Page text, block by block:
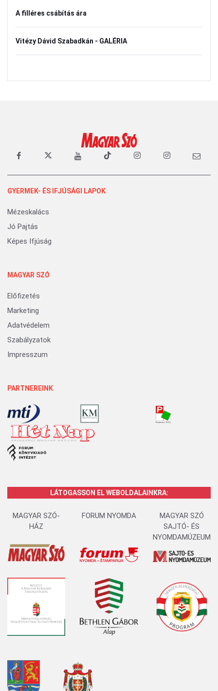
A filléres csábítás ára
Vitézy Dávid Szabadkán - GALÉRIA
GYERMEK- ÉS IFJÚSÁGI LAPOK
Mézeskalács
Jó Pajtás
Képes Ifjúság
MAGYAR SZÓ
Előfizetés
Marketing
Adatvédelem
Szabályzatok
Impresszum
PARTNEREINK
LÁTOGASSON EL WEBOLDALAINKRA:
MAGYAR SZÓ-
HÁZ
FORUM NYOMDA
MAGYAR SZÓ
SAJTÓ- ÉS
NYOMDAMÚZEUM